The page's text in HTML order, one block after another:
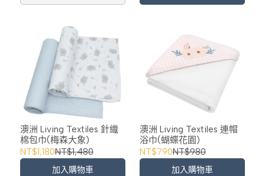
澳洲 Living Textiles 針織
棉包巾(梅森大象)
NT$1,180NT$1,480
加入購物車
澳洲 Living Textiles 連帽
浴巾(蝴蝶花園)
NT$790NT$980
加入購物車